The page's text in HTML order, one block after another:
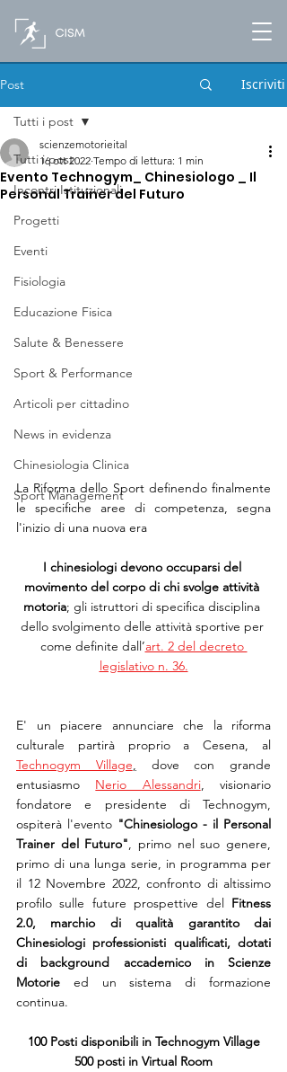
Post Iscriviti
Tutti i post
Incontri Istituzionali
Progetti
Eventi
Fisiologia
Educazione Fisica
Salute & Benessere
Sport & Performance
Articoli per cittadino
News in evidenza
Chinesiologia Clinica
Sport Management
Tutti i post
Evento Technogym_ Chinesiologo _ Il
Personal Trainer del Futuro
scienzemotorieital
16 ott 2022 Tempo di lettura: 1 min
La Riforma dello Sport definendo finalmente
le specifiche aree di competenza, segna
l'inizio di una nuova era
I chinesiologi devono occuparsi del
movimento del corpo di chi svolge attività
motoria; gli istruttori di specifica disciplina
dello svolgimento delle attività sportive per
come definite dall’art. 2 del decreto
legislativo n. 36.
E' un piacere annunciare che la riforma
Technogym Village, dove con grande
entusiasmo Nerio Alessandri, visionario
fondatore e presidente di Technogym,
ospiterà l'evento "Chinesiologo - il Personal
Trainer del Futuro", primo nel suo genere,
primo di una lunga serie, in programma per
il 12 Novembre 2022, confronto di altissimo
profilo sulle future prospettive del Fitness
2.0, marchio di qualità garantito dai
Chinesiologi professionisti qualificati, dotati
di background accademico in Scienze
Motorie ed un sistema di formazione
continua.
100 Posti disponibili in Technogym Village
500 posti in Virtual Room